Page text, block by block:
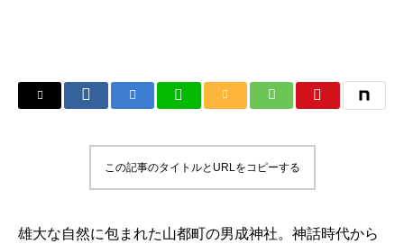
この記事のタイトルとURLをコピーする
雄大な自然に包まれた山都町の男成神社。神話時代から